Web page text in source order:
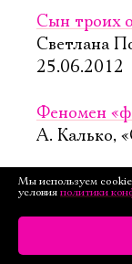
Сын троих
Светлана
25.06.2012
Феномен
А. Калько,
Кого
Ольга
Русский
Мы используем
условия политики